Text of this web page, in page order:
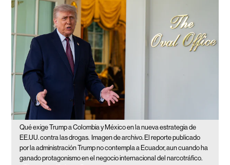
Qué exige Trump a Colombia y México en la nueva estrategia de
EE.UU. contra las drogas. Imagen de archivo. El reporte publicado
por la administración Trump no contempla a Ecuador, aun cuando ha
ganado protagonismo en el negocio internacional del narcotráfico.